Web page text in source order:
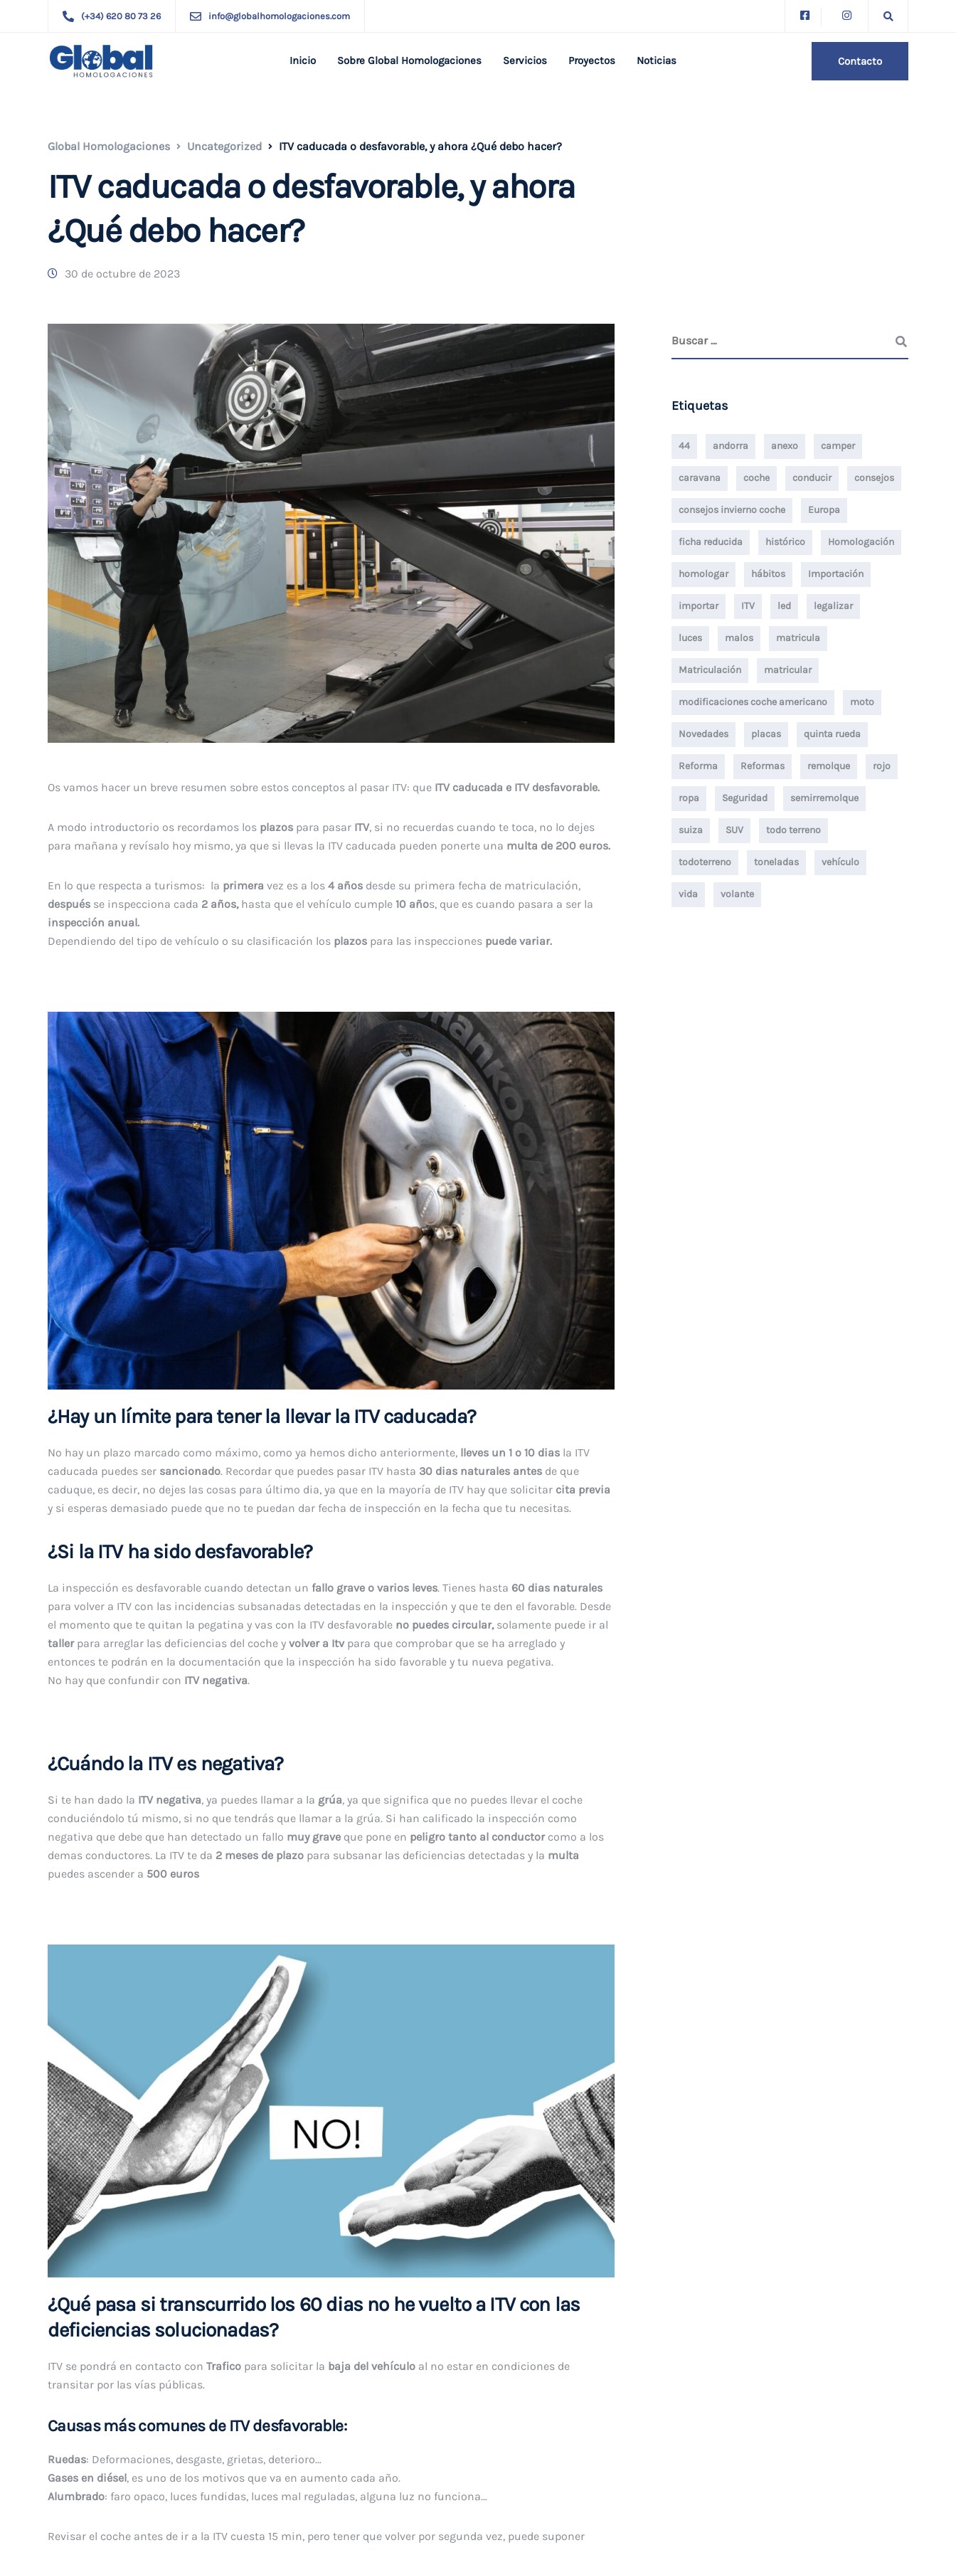
(+34) 620 80 73 26 info@globalhomologaciones.com
Inicio Sobre Global Homologaciones Servicios Proyectos Noticias Contacto
Global Homologaciones Uncategorized ITV caducada o desfavorable, y ahora ¿Qué debo hacer?
ITV caducada o desfavorable, y ahora
¿Qué debo hacer?
30 de octubre de 2023
Os vamos hacer un breve resumen sobre estos conceptos al pasar ITV: que ITV caducada e ITV desfavorable.
A modo introductorio os recordamos los plazos para pasar ITV, si no recuerdas cuando te toca, no lo dejes
para mañana y revísalo hoy mismo, ya que si llevas la ITV caducada pueden ponerte una multa de 200 euros.
En lo que respecta a turismos: la primera vez es a los 4 años desde su primera fecha de matriculación,
después se inspecciona cada 2 años,hasta que el vehículo cumple 10 años, que es cuando pasara a ser la
inspección anual.
Dependiendo del tipo de vehículo o su clasificación los plazos para las inspecciones puede variar.
¿Hay un límite para tener la llevar la ITV caducada?
No hay un plazo marcado como máximo, como ya hemos dicho anteriormente, lleves un 1 o 10 dias la ITV
caducada puedes ser sancionado. Recordar que puedes pasar ITV hasta 30 dias naturales antes de que
caduque, es decir, no dejes las cosas para último dia, ya que en la mayoría de ITV hay que solicitar cita previa
y si esperas demasiado puede que no te puedan dar fecha de inspección en la fecha que tu necesitas.
¿Si la ITV ha sido desfavorable?
La inspección es desfavorable cuando detectan un fallo grave o varios leves. Tienes hasta 60 dias naturales
para volver a ITV con las incidencias subsanadas detectadas en la inspección y que te den el favorable. Desde
el momento que te quitan la pegatina y vas con la ITV desfavorable no puedes circular,solamente puede ir al
tallerpara arreglar las deficiencias del coche y volver a Itvpara que comprobar que se ha arreglado y
entonces te podrán en la documentación que la inspección ha sido favorable y tu nueva pegativa.
No hay que confundir con ITV negativa.
¿Cuándo la ITV es negativa?
Si te han dado la ITV negativa, ya puedes llamar a la grúa, ya que significa que no puedes llevar el coche
conduciéndolo tú mismo, si no que tendrás que llamar a la grúa. Si han calificado la inspección como
negativa que debe que han detectado un fallo muy grave que pone en peligro tanto al conductorcomo a los
demas conductores. La ITV te da 2 meses de plazo para subsanar las deficiencias detectadas y la multa
puedes ascender a 500 euros
¿Qué pasa si transcurrido los 60 dias no he vuelto a ITV con las
deficiencias solucionadas?
ITV se pondrá en contacto con Trafico para solicitar la baja del vehículo al no estar en condiciones de
transitar por las vías públicas.
Causas más comunes de ITV desfavorable:
Ruedas: Deformaciones, desgaste, grietas, deterioro…
Gases en diésel, es uno de los motivos que va en aumento cada año.
Alumbrado: faro opaco, luces fundidas, luces mal reguladas, alguna luz no funciona…
Revisar el coche antes de ir a la ITV cuesta 15 min, pero tener que volver por segunda vez, puede suponer
Etiquetas
44 andorra anexo camper
caravana coche conducir consejos
consejos invierno coche Europa
ficha reducida histórico Homologación
homologar hábitos Importación
importar ITV led legalizar
luces malos matricula
Matriculación matricular
modificaciones coche americano moto
Novedades placas quinta rueda
Reforma Reformas remolque rojo
ropa Seguridad semirremolque
suiza SUV todo terreno
todoterreno toneladas vehículo
vida volante